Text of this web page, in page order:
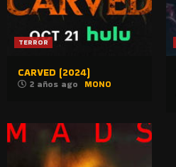
TERROR
CARVED (2024)
2 años ago MONO